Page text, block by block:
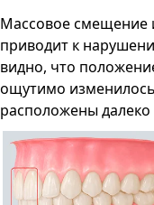
Массовое смещение
приводит к
видно, что
ощутимо
расположены далеко